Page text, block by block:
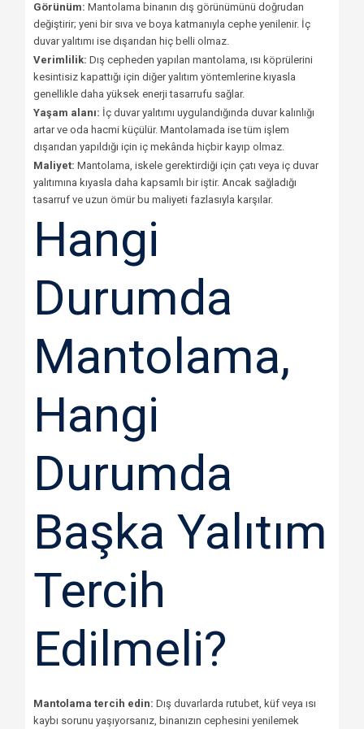
Görünüm: Mantolama binanın dış görünümünü doğrudan
değiştirir; yeni bir sıva ve boya katmanıyla cephe yenilenir. İç
duvar yalıtımı ise dışarıdan hiç belli olmaz.
Verimlilik: Dış cepheden yapılan mantolama, ısı köprülerini
kesintisiz kapattığı için diğer yalıtım yöntemlerine kıyasla
genellikle daha yüksek enerji tasarrufu sağlar.
Yaşam alanı: İç duvar yalıtımı uygulandığında duvar kalınlığı
artar ve oda hacmi küçülür. Mantolamada ise tüm işlem
dışarıdan yapıldığı için iç mekânda hiçbir kayıp olmaz.
Maliyet: Mantolama, iskele gerektirdiği için çatı veya iç duvar
yalıtımına kıyasla daha kapsamlı bir iştir. Ancak sağladığı
tasarruf ve uzun ömür bu maliyeti fazlasıyla karşılar.
Hangi
Durumda
Mantolama,
Hangi
Durumda
Başka Yalıtım
Tercih
Edilmeli?
Mantolama tercih edin: Dış duvarlarda rutubet, küf veya ısı
kaybı sorunu yaşıyorsanız, binanızın cephesini yenilemek